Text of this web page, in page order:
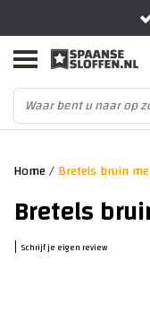
Al
Home/Bretels bruin
Bretels
| Schrijf je eigen review